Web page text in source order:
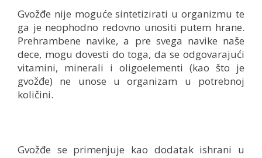
Gvožđe nije moguće sintetizirati u organizmu te
ga je neophodno redovno unositi putem hrane.
Prehrambene navike, a pre svega navike naše
dece, mogu dovesti do toga, da se odgovarajući
vitamini, minerali i oligoelementi (kao što je
gvožđe) ne unose u organizam u potrebnoj
količini.
Gvožđe se primenjuje kao dodatak ishrani u